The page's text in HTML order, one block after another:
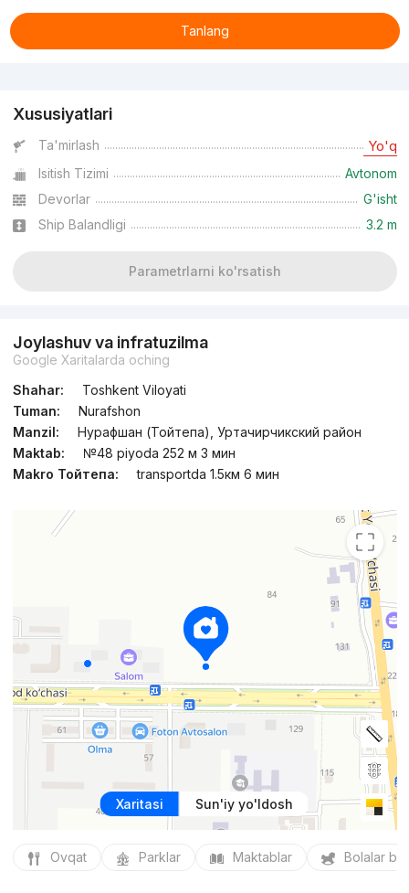
Tanlang
Xususiyatlari
Ta'mirlash Yo'q
Isitish Tizimi
Avtonom
Devorlar
G'isht
Ship Balandligi
3.2 m
Parametrlarni ko'rsatish
Joylashuv va infratuzilma
Google Xaritalarda oching
Shahar:
Toshkent Viloyati
Tuman:
Nurafshon
Manzil:
Нурафшан (Тойтепа), Уртачирчикский район
Maktab:
№48 piyoda 252 м 3 мин
Makro Тойтепа:
transportda 1.5км 6 мин
Xaritasi Sun'iy yo'ldosh
Ovqat Parklar Maktablar Bolalar